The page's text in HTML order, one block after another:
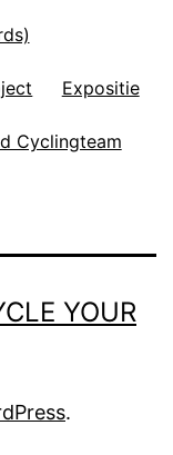
Expositie
Cyclingteam
YOUR
.